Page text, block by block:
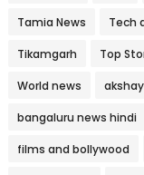
Tamia News Tech
Tikamgarh Top
World news
bangaluru news hindi
films and bollywood